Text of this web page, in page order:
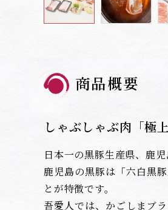
商品概要
しゃぶしゃぶ肉「極
日本一の黒豚生産県、鹿児
鹿児島の黒豚は「六白黒
とが特徴です。
吾愛人では、かごしまブ